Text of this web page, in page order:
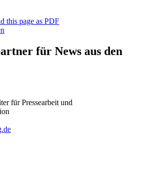
this page as PDF
für News aus den
für Pressearbeit und